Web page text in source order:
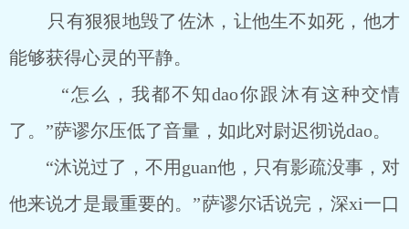
只有狠狠地毁了佐沐，让他生不如死，他才
能够获得心灵的平静。
“怎么，我都不知dao你跟沐有这种交情
了。”萨谬尔压低了音量，如此对尉迟彻说dao。
“沐说过了，不用guan他，只有影疏没事，对
他来说才是最重要的。”萨谬尔话说完，深xi一口